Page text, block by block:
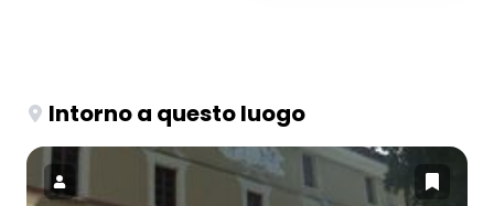
Intorno a questo luogo